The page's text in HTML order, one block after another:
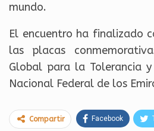
mundo.
El encuentro ha finalizado
las placas
Global para la Tolerancia
Nacional Federal de los
Compartir Facebook